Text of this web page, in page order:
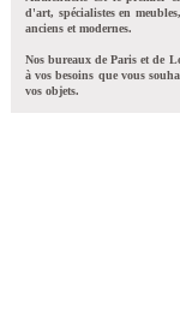
d'art, spécialistes en
anciens et modernes.
Nos bureaux de Paris et de
à vos besoins que vous
vos objets.